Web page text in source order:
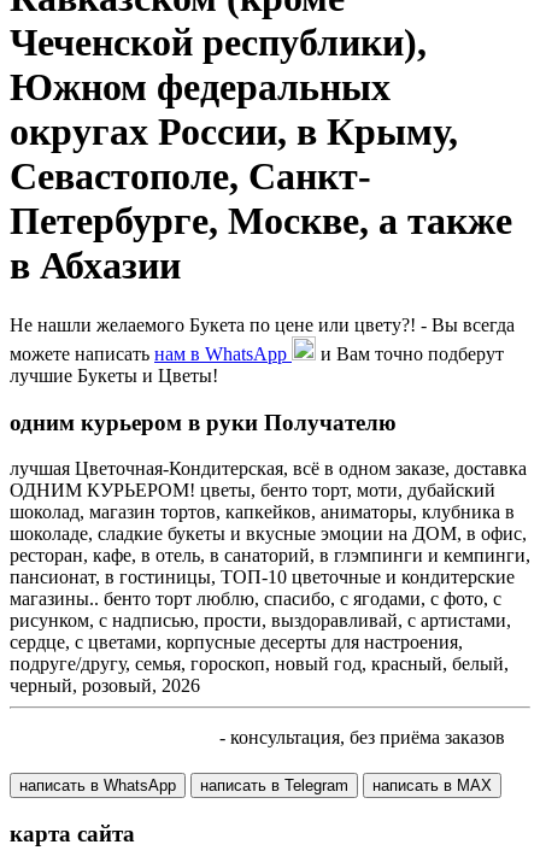
Чеченской республики),
Южном федеральных
округах России, в Крыму,
Севастополе, Санкт-
Петербурге, Москве, а также
в Абхазии
Не нашли желаемого Букета по цене или цвету?! - Вы всегда
можете написать нам в WhatsApp
и Вам точно подберут
лучшие Букеты и Цветы!
одним курьером в руки Получателю
лучшая Цветочная-Кондитерская, всё в одном заказе, доставка
ОДНИМ КУРЬЕРОМ! цветы, бенто торт, моти, дубайский
шоколад, магазин тортов, капкейков, аниматоры, клубника в
шоколаде, сладкие букеты и вкусные эмоции на ДОМ, в офис,
ресторан, кафе, в отель, в санаторий, в глэмпинги и кемпинги,
пансионат, в гостиницы, ТОП-10 цветочные и кондитерские
магазины.. бенто торт люблю, спасибо, с ягодами, с фото, с
рисунком, с надписью, прости, выздоравливай, с артистами,
сердце, с цветами, корпусные десерты для настроения,
подруге/другу, семья, гороскоп, новый год, красный, белый,
черный, розовый, 2026
- консультация, без приёма заказов
написать в WhatsApp написать в Telegram написать в МАХ
карта сайта